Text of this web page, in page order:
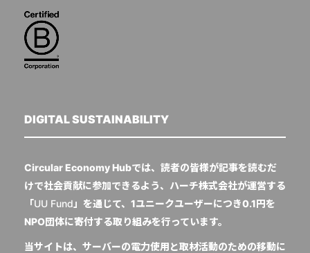
DIGITAL SUSTAINABILITY
Circular Economy Hubでは、読者の皆様が記事を読むだ
けで社会貢献に参加できるよう、ハーチ株式会社が運営する
「UU Fund 」を通じて、1ユニークユーザーにつき0.1円を
NPO団体に寄付する取り組みを行っています。
当サイトは、サーバーの電力使用と取材活動のための移動に